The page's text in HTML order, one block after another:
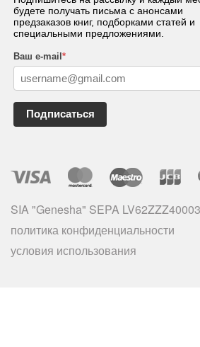
будете получать письма с анонсами
предзаказов книг, подборками статей и
специальными предложениями.
Ваш e-mail *
Подписаться
SIA "Genesha" SEPA
политика конфиденциальности
условия использования